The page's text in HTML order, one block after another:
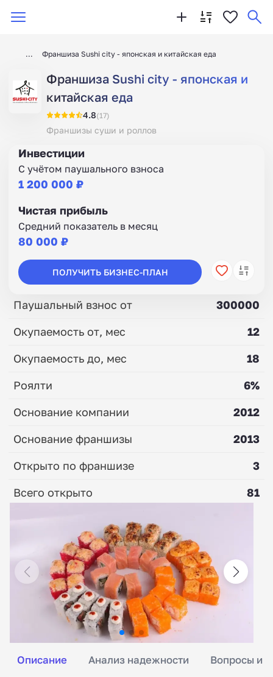
Франшиза Sushi city - японская и китайская еда
Франшиза Sushi city - японская и
китайская еда
4.8(17)
Франшизы суши и роллов
Описание Анализ надежности Вопросы и
Инвестиции
С учётом паушального взноса
1 200 000 ₽
Чистая прибыль
Средний показатель в месяц
80 000 ₽
ПОЛУЧИТЬ БИЗНЕС-ПЛАН
Паушальный взнос от
300000
Окупаемость от, мес
12
Окупаемость до, мес
18
Роялти
6%
Основание компании
2012
Основание франшизы
2013
Открыто по франшизе
3
Всего открыто
81